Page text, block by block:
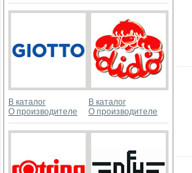
В каталог
О производителе
В каталог
О производителе